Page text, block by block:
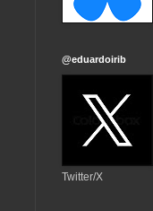
@eduardoirib
Twitter/X